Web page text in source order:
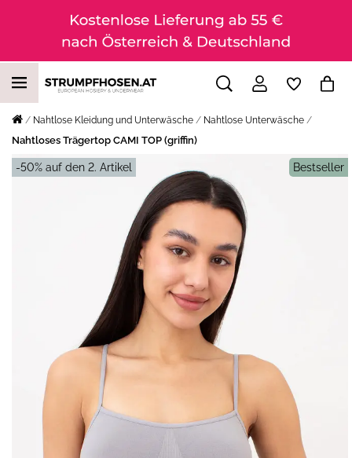
Nahtlose Kleidung und Unterwäsche Nahtlose Unterwäsche
Nahtloses Trägertop CAMI TOP (griffin)
-50% auf den 2. Artikel Bestseller